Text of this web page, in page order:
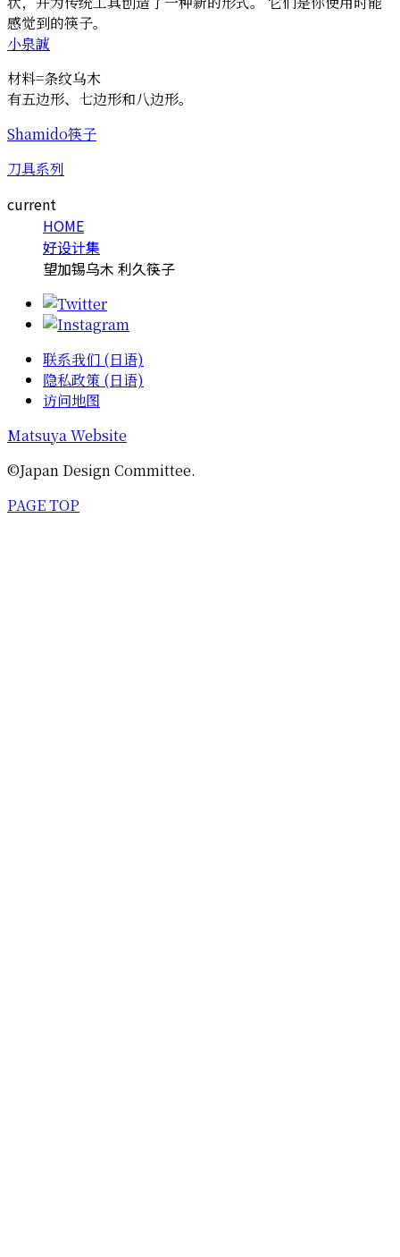
感觉到的筷子。
小泉誠
材料=条纹乌木
有五边形、七边形和八边形。
Shamido筷子
刀具系列
current
HOME
好设计集
望加锡乌木 利久筷子
联系我们 (日语)
隐私政策 (日语)
访问地图
Matsuya Website
©Japan Design Committee.
PAGE TOP